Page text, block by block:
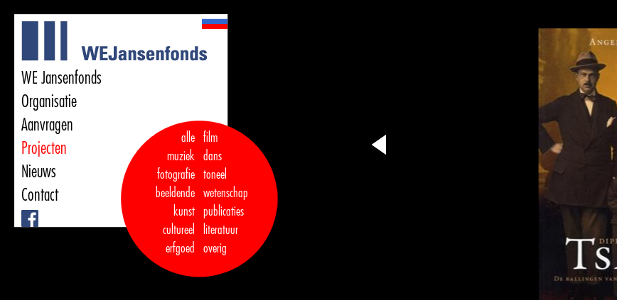
WE Jansenfonds
Organisatie
Aanvragen
Projecten
Nieuws
Contact
alle
muziek
fotografie
beeldende
kunst
cultureel
erfgoed
film
dans
toneel
wetenschap
publicaties
literatuur
overig